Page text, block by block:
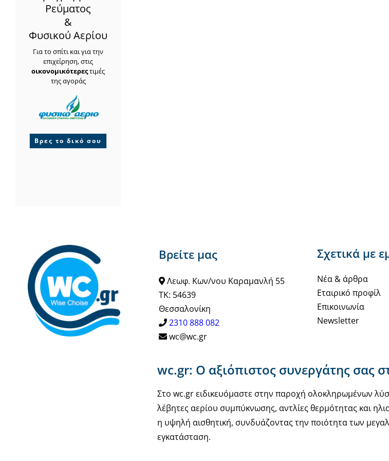
Ρεύματος
&
Φυσικού Αερίου
Για το σπίτι και για την
επιχείρηση, στις
οικονομικότερεςτιμές
της αγοράς
Βρες το δικό σου
Βρείτε μας
Λεωφ. Κων/νου Καραμανλή 55
ΤΚ: 54639
Θεσσαλονίκη
2310 888 082
wc@wc.gr
Σχετικά με
Νέα & άρθρα
Εταιρικό προφίλ
Επικοινωνία
Newsletter
wc.gr: Ο αξιόπιστος συνεργάτης σας
Στο wc.gr ειδικευόμαστε στην παροχή ολοκληρωμένων
λέβητες αερίου συμπύκνωσης, αντλίες θερμότητας και
η υψηλή αισθητική, συνδυάζοντας την ποιότητα των
εγκατάσταση.